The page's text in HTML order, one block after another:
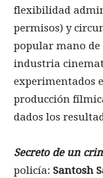
flexibilidad
permisos) y
popular mano
industria
experimentados
producción
dados los
Secreto de un
policía: Santosh